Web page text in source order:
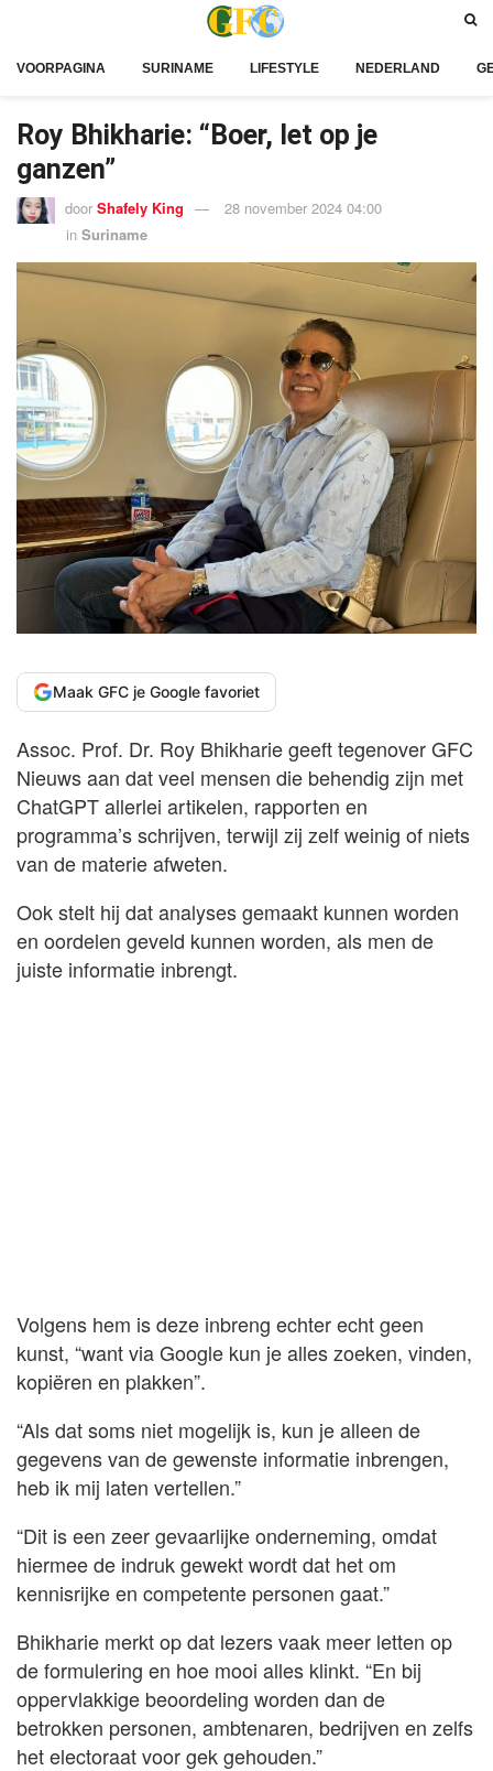
VOORPAGINA SURINAME LIFESTYLE NEDERLAND
Roy Bhikharie: “Boer, let op je
ganzen”
door Shafely King
28 november 2024 04:00
in Suriname
Maak GFC je Google favoriet
Assoc. Prof. Dr. Roy Bhikharie geeft tegenover GFC
Nieuws aan dat veel mensen die behendig zijn met
ChatGPT allerlei artikelen, rapporten en
programma’s schrijven, terwijl zij zelf weinig of niets
van de materie afweten.
Ook stelt hij dat analyses gemaakt kunnen worden
en oordelen geveld kunnen worden, als men de
juiste informatie inbrengt.
Volgens hem is deze inbreng echter echt geen
kunst, “want via Google kun je alles zoeken, vinden,
kopiëren en plakken”.
“Als dat soms niet mogelijk is, kun je alleen de
gegevens van de gewenste informatie inbrengen,
heb ik mij laten vertellen.”
“Dit is een zeer gevaarlijke onderneming, omdat
hiermee de indruk gewekt wordt dat het om
kennisrijke en competente personen gaat.”
Bhikharie merkt op dat lezers vaak meer letten op
de formulering en hoe mooi alles klinkt. “En bij
oppervlakkige beoordeling worden dan de
betrokken personen, ambtenaren, bedrijven en zelfs
het electoraat voor gek gehouden.”